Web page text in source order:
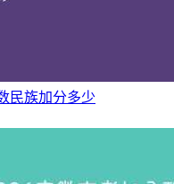
激励系统认定，获得5A
要求的，在与其他考生同
民族加分多少